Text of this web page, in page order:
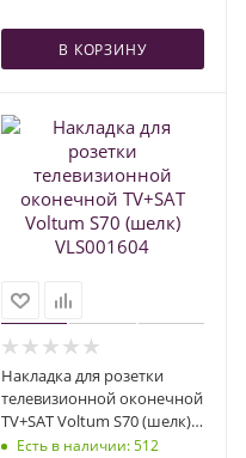
В КОРЗИНУ
Накладка для розетки
телевизионной оконечной
TV+SAT Voltum S70 (шелк)
VLS001604
Есть в наличии: 512